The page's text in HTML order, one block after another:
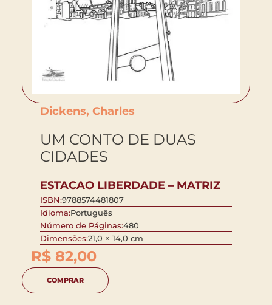
Dickens, Charles
UM CONTO DE DUAS
CIDADES
ESTACAO LIBERDADE – MATRIZ
ISBN:9788574481807
Idioma:Português
Número de Páginas:480
Dimensões:21,0 × 14,0 cm
R$ 82,00
COMPRAR